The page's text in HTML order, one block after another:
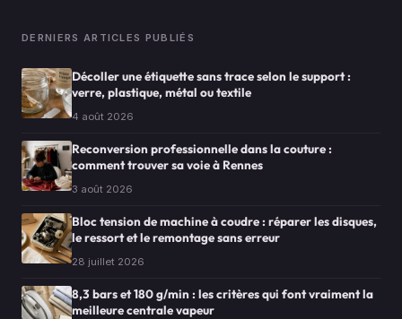
DERNIERS ARTICLES PUBLIÉS
Décoller une étiquette sans trace selon le support :
verre, plastique, métal ou textile
4 août 2026
Reconversion professionnelle dans la couture :
comment trouver sa voie à Rennes
3 août 2026
Bloc tension de machine à coudre : réparer les disques,
le ressort et le remontage sans erreur
28 juillet 2026
8,3 bars et 180 g/min : les critères qui font vraiment la
meilleure centrale vapeur